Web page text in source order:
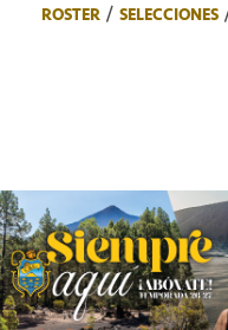
ROSTER
SELECCIONES